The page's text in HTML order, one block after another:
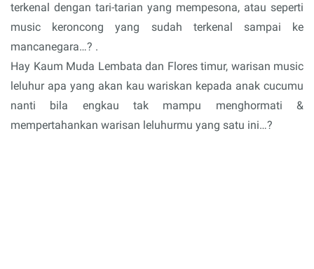
terkenal dengan tari-tarian yang mempesona, atau seperti
music keroncong yang sudah terkenal sampai ke
mancanegara…? .
Hay Kaum Muda Lembata dan Flores timur, warisan music
leluhur apa yang akan kau wariskan kepada anak cucumu
nanti bila engkau tak mampu menghormati &
mempertahankan warisan leluhurmu yang satu ini…?